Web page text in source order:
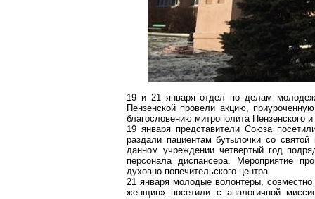
19 и 21 января отдел по делам
Пензенской провели акцию,
благословению митрополита
19 января представители Союза
раздали пациентам бутылочки со
данном учреждении четвертый год
персонала диспансера. Мероприятие
духовно-попечительского центра.
21 января молодые волонтеры,
женщин» посетили с аналогичной